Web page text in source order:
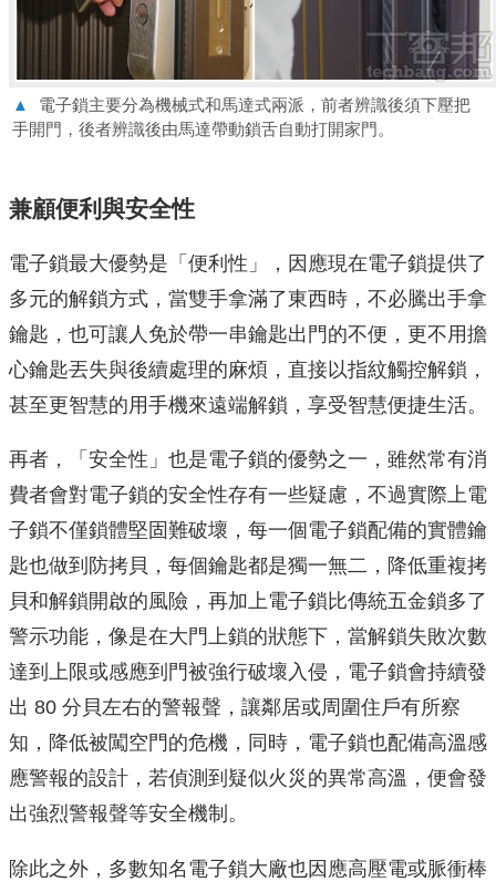
▲
電子鎖主要分為機械式和馬達式兩派，前者辨識後須下壓把
手開門，後者辨識後由馬達帶動鎖舌自動打開家門。
兼顧便利與安全性
電子鎖最大優勢是「便利性」，因應現在電子鎖提供了
多元的解鎖方式，當雙手拿滿了東西時，不必騰出手拿
鑰匙，也可讓人免於帶一串鑰匙出門的不便，更不用擔
心鑰匙丟失與後續處理的麻煩，直接以指紋觸控解鎖，
甚至更智慧的用手機來遠端解鎖，享受智慧便捷生活。
再者，「安全性」也是電子鎖的優勢之一，雖然常有消
費者會對電子鎖的安全性存有一些疑慮，不過實際上電
子鎖不僅鎖體堅固難破壞，每一個電子鎖配備的實體鑰
匙也做到防拷貝，每個鑰匙都是獨一無二，降低重複拷
貝和解鎖開啟的風險，再加上電子鎖比傳統五金鎖多了
警示功能，像是在大門上鎖的狀態下，當解鎖失敗次數
達到上限或感應到門被強行破壞入侵，電子鎖會持續發
出 80 分貝左右的警報聲，讓鄰居或周圍住戶有所察
知，降低被闖空門的危機，同時，電子鎖也配備高溫感
應警報的設計，若偵測到疑似火災的異常高溫，便會發
出強烈警報聲等安全機制。
除此之外，多數知名電子鎖大廠也因應高壓電或脈衝棒